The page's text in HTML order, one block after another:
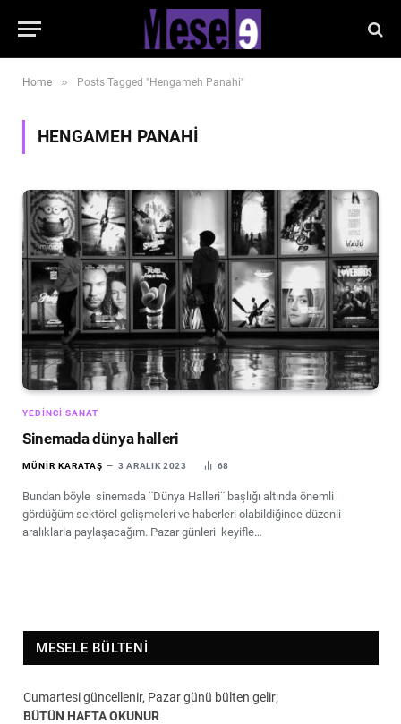
Home » Posts Tagged "Hengameh Panahi"
HENGAMEH PANAHI
YEDINCI SANAT
Sinemada dünya halleri
MÜNIR KARATAŞ 3 ARALIK 2023 68
Bundan böyle sinemada ¨Dünya Halleri¨ başlığı altında önemli
gördüğüm sektörel gelişmeleri ve haberleri olabildiğince düzenli
aralıklarla paylaşacağım. Pazar günleri keyifle…
MESELE BÜLTENI
Cumartesi güncellenir, Pazar günü bülten gelir;
BÜTÜN HAFTA OKUNUR